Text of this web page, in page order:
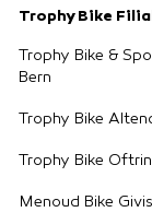
Trophy Bike
Trophy Bike &
Bern
Trophy Bike
Trophy Bike
Menoud Bike